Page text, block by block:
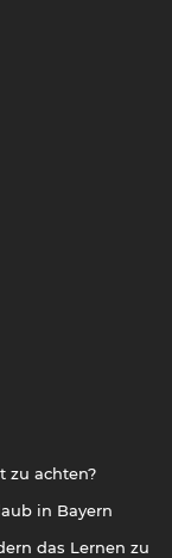
zu achten?
in Bayern
das Lernen zu